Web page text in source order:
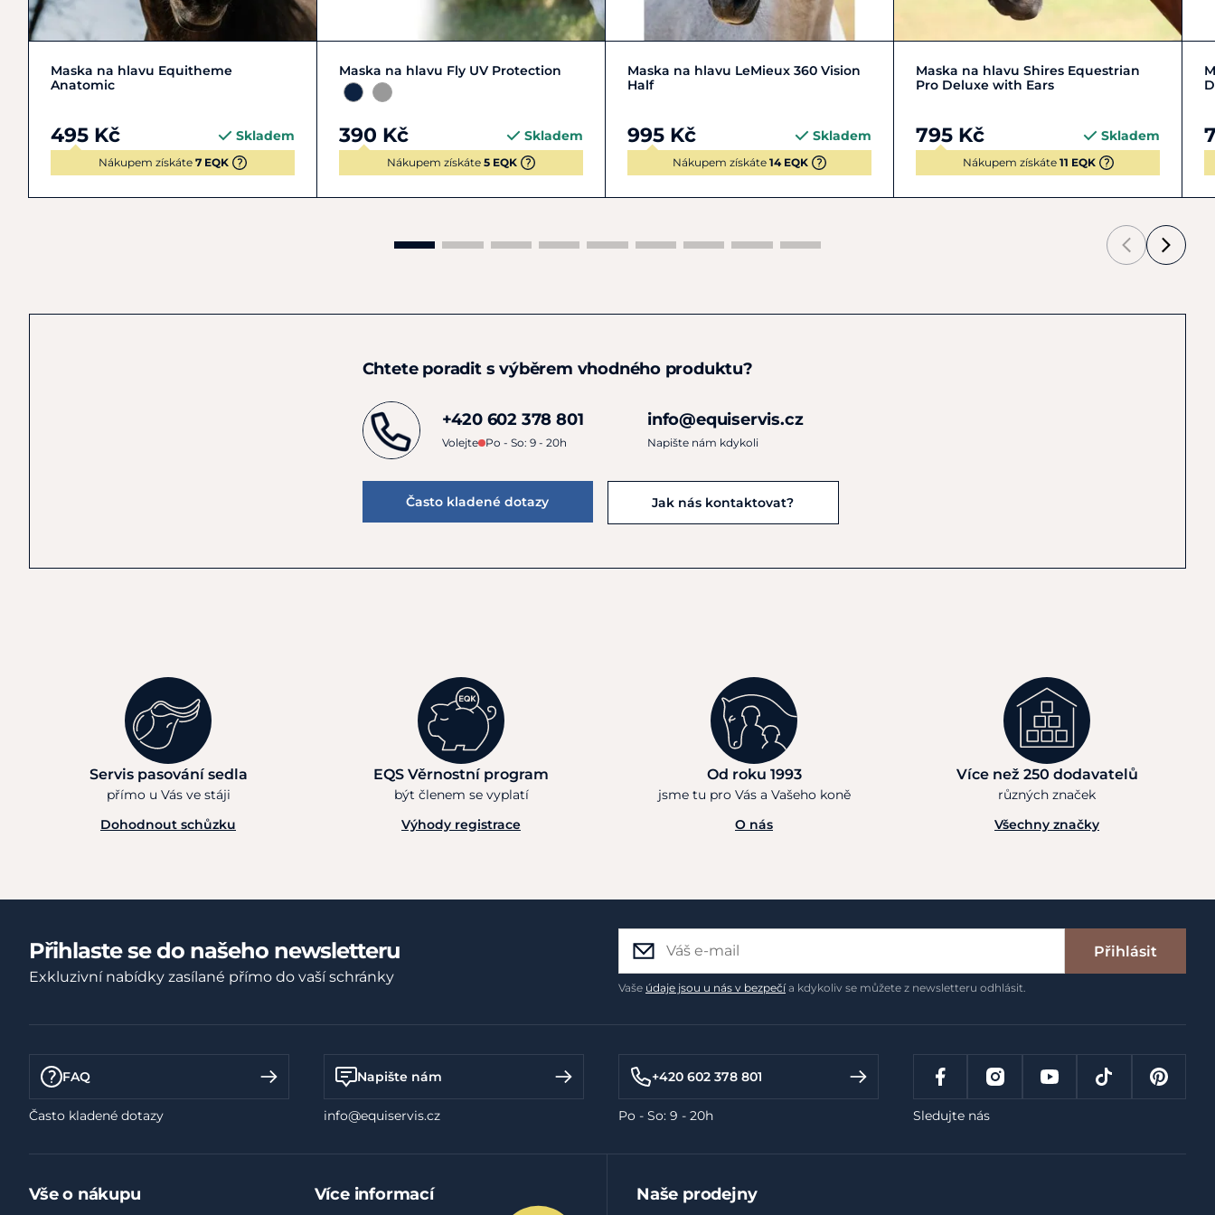
COB | M FULL | L PONY | S
Maska na hlavu Equitheme
Anatomic
495 Kč Skladem
Nákupem získáte 7 EQK
COB | M FOAL FULL | L
Maska na hlavu Fly UV Protection
390 Kč Skladem
Nákupem získáte 5 EQK
COB | M FULL | L XFULL | XL
Maska na hlavu LeMieux 360 Vision
Half
995 Kč Skladem
Nákupem získáte 14 EQK
COB | M FULL | L PONY | S
Maska na hlavu Shires Equestrian
Pro Deluxe with Ears
795 Kč Skladem
Nákupem získáte 11 EQK
Chtete poradit s výběrem vhodného produktu?
+420 602 378 801
Volejte Po - So: 9 - 20h
info@equiservis.cz
Napište nám kdykoli
Často kladené dotazy Jak nás kontaktovat?
Servis pasování sedla
přímo u Vás ve stáji
Dohodnout schůzku
EQS Věrnostní program
být členem se vyplatí
Výhody registrace
Od roku 1993
jsme tu pro Vás a Vašeho koně
O nás
Více než 250 dodavatelů
různých značek
Všechny značky
Přihlaste se do našeho newsletteru
Exkluzivní nabídky zasílané přímo do vaší schránky
Přihlásit
Vaše údaje jsou u nás v bezpečía kdykoliv se můžete z newsletteru odhlásit.
FAQ
Často kladené dotazy
Napište nám
info@equiservis.cz
+420 602 378 801
Po - So: 9 - 20h Sledujte nás
Vše o nákupu Více informací Naše prodejny